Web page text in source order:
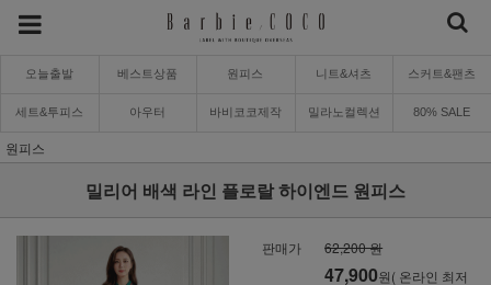
오늘출발 베스트상품 원피스 니트&셔츠 스커트&팬츠
세트&투피스 아우터 바비코코제작 밀라노컬렉션 80% SALE
원피스
밀리어 배색 라인 플로랄 하이엔드 원피스
판매가 62,200 원
47,900원( 온라인 최저